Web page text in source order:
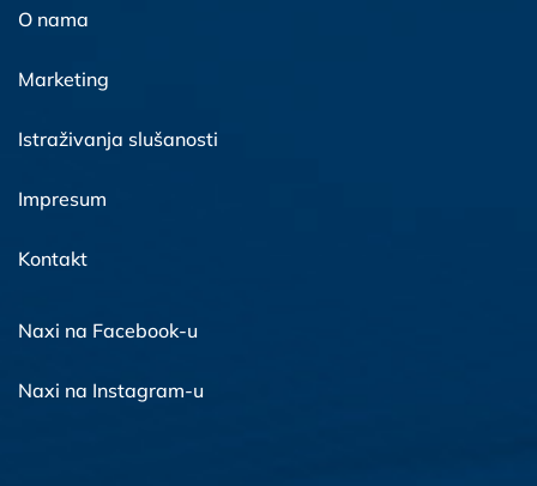
O nama
Marketing
Istraživanja slušanosti
Impresum
Kontakt
Naxi na Facebook-u
Naxi na Instagram-u